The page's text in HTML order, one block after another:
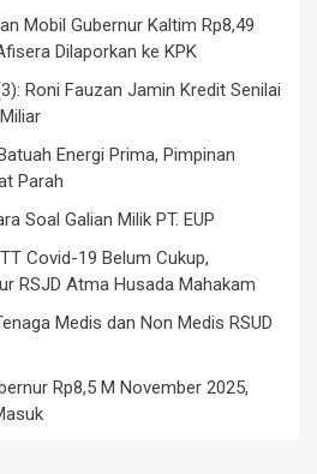
Mobil Gubernur Kaltim Rp8,49
Dilaporkan ke KPK
Roni Fauzan Jamin Kredit Senilai
Energi Prima, Pimpinan
Parah
Soal Galian Milik PT. EUP
Covid-19 Belum Cukup,
RSJD Atma Husada Mahakam
Medis dan Non Medis RSUD
Rp8,5 M November 2025,